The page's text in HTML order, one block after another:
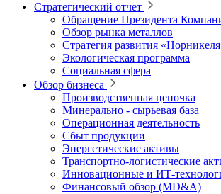
Стратегический отчет
Обращение Президента
Обзор рынка металлов
Стратегия развития
Экологическая программа
Социальная сфера
Обзор бизнеса
Производственная цепочка
Минерально ‑ сырьевая база
Операционная деятельность
Сбыт продукции
Энергетические активы
Транспортно-логистические
Инновационные и
Финансовый обзор (MD&A)